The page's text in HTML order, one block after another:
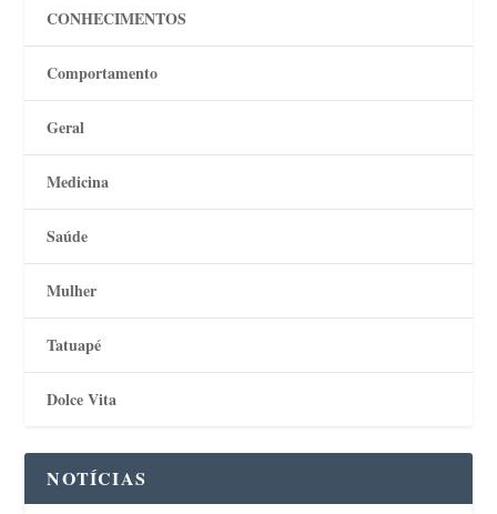
CONHECIMENTOS
Comportamento
Geral
Medicina
Saúde
Mulher
Tatuapé
Dolce Vita
NOTÍCIAS